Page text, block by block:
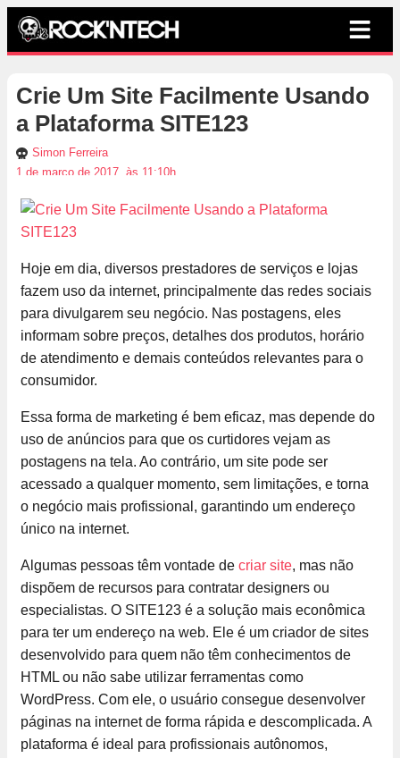
Crie Um Site Facilmente Usando
a Plataforma SITE123
Simon Ferreira
1 de março de 2017, às 11:10h
Hoje em dia, diversos prestadores de serviços e lojas
fazem uso da internet, principalmente das redes sociais
para divulgarem seu negócio. Nas postagens, eles
informam sobre preços, detalhes dos produtos, horário
de atendimento e demais conteúdos relevantes para o
consumidor.
Essa forma de marketing é bem eficaz, mas depende do
uso de anúncios para que os curtidores vejam as
postagens na tela. Ao contrário, um site pode ser
acessado a qualquer momento, sem limitações, e torna
o negócio mais profissional, garantindo um endereço
único na internet.
Algumas pessoas têm vontade de criar site, mas não
dispõem de recursos para contratar designers ou
especialistas. O SITE123 é a solução mais econômica
para ter um endereço na web. Ele é um criador de sites
desenvolvido para quem não têm conhecimentos de
HTML ou não sabe utilizar ferramentas como
WordPress. Com ele, o usuário consegue desenvolver
páginas na internet de forma rápida e descomplicada. A
plataforma é ideal para profissionais autônomos,